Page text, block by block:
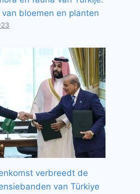
bloemen en planten
verbreedt de
van Türkiye